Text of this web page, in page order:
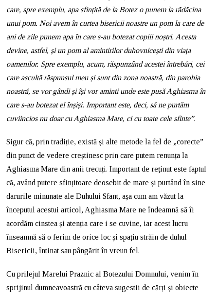
care, spre exemplu, apa sfințită de la Botez o punem la rădăcina
unui pom. Noi avem în curtea bisericii noastre un pom la care de
ani de zile punem apa în care s-au botezat copiii noștri. Acesta
devine, astfel, și un pom al amintirilor duhovnicești din viața
oamenilor. Spre exemplu, acum, răspunzând acestei întrebări, cei
care ascultă răspunsul meu și sunt din zona noastră, din parohia
noastră, se vor gândi și își vor aminti unde este pusă Aghiasma în
care s-au botezat el înșiși. Important este, deci, să ne purtăm
cuviincios nu doar cu Aghiasma Mare, ci cu toate cele sfinte”.
Sigur că, prin tradiție, există și alte metode la fel de „corecte”
din punct de vedere creștinesc prin care putem renunța la
Aghiasma Mare din anii trecuți. Important de reținut este faptul
că, având putere sfințitoare deosebit de mare și purtând în sine
darurile minunate ale Duhului Sfant, așa cum am văzut la
începutul acestui articol, Aghiasma Mare ne îndeamnă să îi
acordăm cinstea și atenția care i se cuvine, iar acest lucru
înseamnă să o ferim de orice loc și spațiu străin de duhul
Bisericii, întinat sau pângărit în vreun fel.
Cu prilejul Marelui Praznic al Botezului Domnului, venim în
sprijinul dumneavoastră cu câteva sugestii de cărți și obiecte